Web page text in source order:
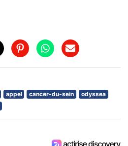
appel cancer-du-sein
odyssea